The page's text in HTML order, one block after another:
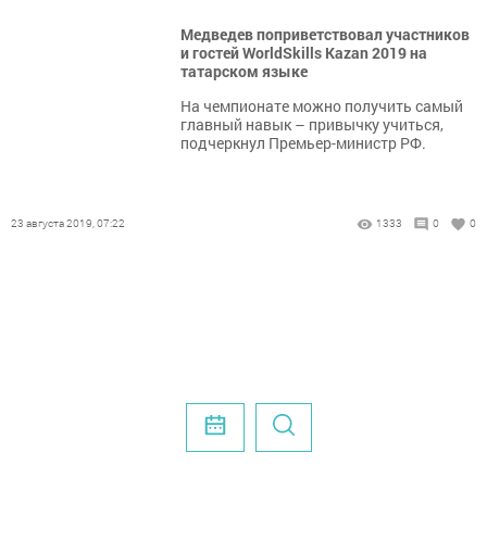
Медведев поприветствовал участников
и гостей WorldSkills Kazan 2019 на
татарском языке
На чемпионате можно получить самый
главный навык – привычку учиться,
подчеркнул Премьер-министр РФ.
23 августа 2019, 07:22 1333 0 0